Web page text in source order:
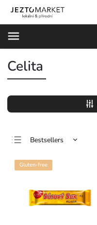
Celita
Bestsellers
Most expensive
Gluten-free